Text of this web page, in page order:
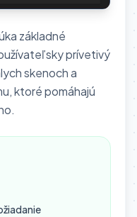
základné
prívetivý
skenoch a
ktoré pomáhajú